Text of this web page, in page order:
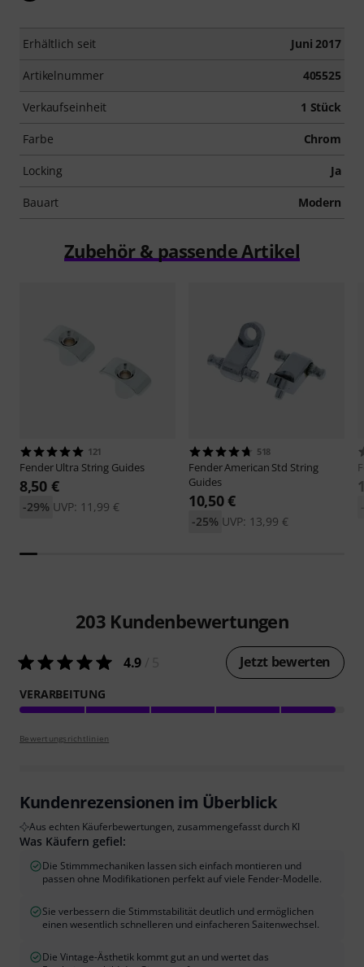
Erhältlich seit Juni 2017
Artikelnummer 405525
Verkaufseinheit 1 Stück
Farbe Chrom
Locking Ja
Bauart Modern
Zubehör & passende Artikel
121
FenderUltra String Guides
8,50 €
UVP: 11,99 €
-29%
518
FenderAmerican Std String
Guides
10,50 €
UVP: 13,99 €
-25%
203 Kundenbewertungen
4.9 Jetzt bewerten
VERARBEITUNG
Bewertungsrichtlinien
Kundenrezensionen im Überblick
Aus echten Käuferbewertungen, zusammengefasst durch KI
Was Käufern gefiel:
Die Stimmmechaniken lassen sich einfach montieren und
passen ohne Modifikationen perfekt auf viele Fender-Modelle.
Sie verbessern die Stimmstabilität deutlich und ermöglichen
einen wesentlich schnelleren und einfacheren Saitenwechsel.
Die Vintage-Ästhetik kommt gut an und wertet das